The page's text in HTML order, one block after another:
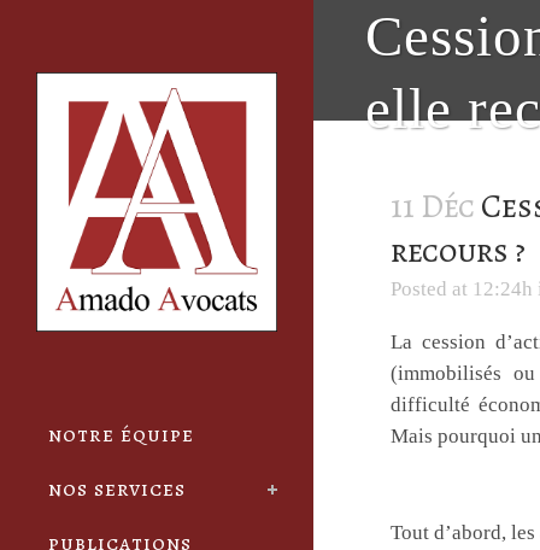
notre équipe
nos services
publications
elle
11 Déc
recours ?
Posted at 12:24h
La cession
(immobilisés
difficulté
Mais pourquoi
Tout d’abord,